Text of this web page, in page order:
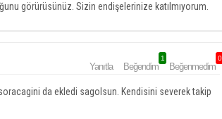
görürüsünüz. Sizin endişelerinize katılmıyorum.
Yanıtla Beğendim
1
Beğenmedim
0
da ekledi sagolsun. Kendisini severek takip